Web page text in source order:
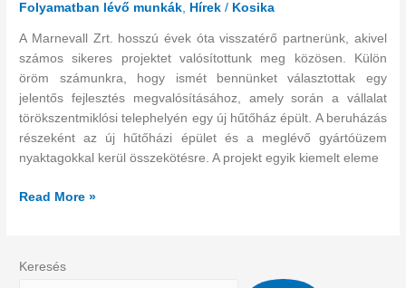
Folyamatban lévő munkák, Hírek / Kosika
A Marnevall Zrt. hosszú évek óta visszatérő partnerünk, akivel
számos sikeres projektet valósítottunk meg közösen. Külön
öröm számunkra, hogy ismét bennünket választottak egy
jelentős fejlesztés megvalósításához, amely során a vállalat
törökszentmiklósi telephelyén egy új hűtőház épült. A beruházás
részeként az új hűtőházi épület és a meglévő gyártóüzem
nyaktagokkal kerül összekötésre. A projekt egyik kiemelt eleme
törökszentmiklósi
Read More »
Keresés